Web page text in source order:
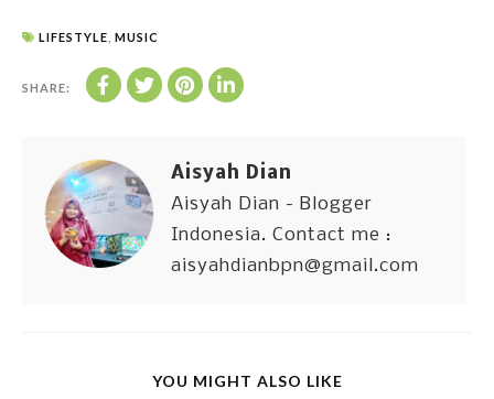
LIFESTYLE MUSIC
SHARE:
Aisyah Dian
Aisyah Dian - Blogger
Indonesia. Contact me :
aisyahdianbpn@gmail.com
YOU MIGHT ALSO LIKE